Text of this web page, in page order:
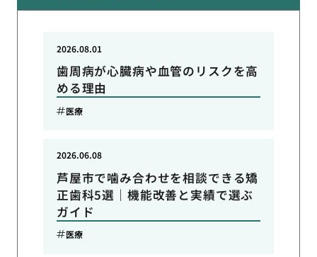
歯周病が心臓病や血管のリスクを高
める理由
2026.08.01
医療
芦屋市で噛み合わせを相談できる矯
正歯科5選｜機能改善と実績で選ぶ
ガイド
2026.06.08
医療